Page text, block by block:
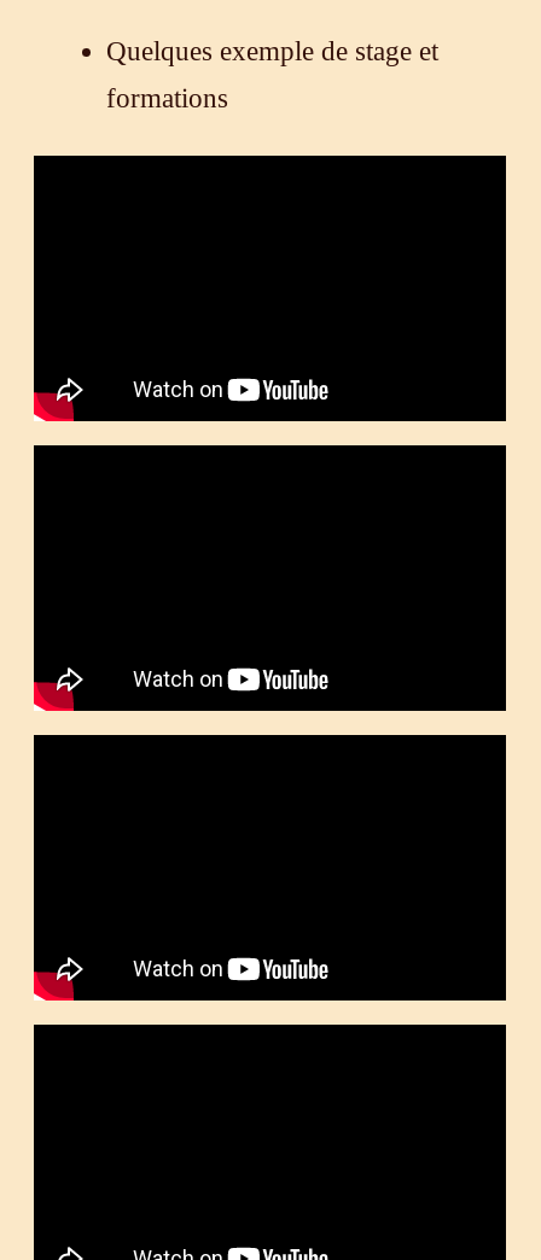
Quelques exemple de stage et
formations